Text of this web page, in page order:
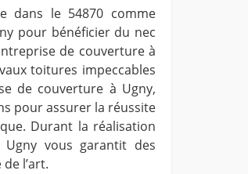
dans le 54870 comme
pour bénéficier du nec
de couverture à
toitures impeccables
de couverture à Ugny,
pour assurer la réussite
Durant la réalisation
Ugny vous garantit des
l’art.